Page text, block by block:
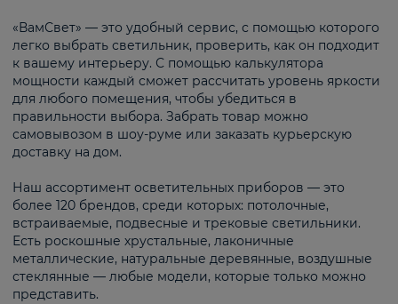
«ВамСвет» — это удобный сервис, с помощью которого
легко выбрать светильник, проверить, как он подходит
к вашему интерьеру. С помощью калькулятора
мощности каждый сможет рассчитать уровень яркости
для любого помещения, чтобы убедиться в
правильности выбора. Забрать товар можно
самовывозом в шоу-руме или заказать курьерскую
доставку на дом.
Наш ассортимент осветительных приборов — это
более 120 брендов, среди которых: потолочные,
встраиваемые, подвесные и трековые светильники.
Есть роскошные хрустальные, лаконичные
металлические, натуральные деревянные, воздушные
стеклянные — любые модели, которые только можно
представить.